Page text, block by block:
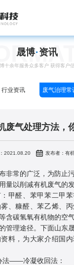
晟博·资讯
十余年服务众多客户 获得客户
行业资讯 废气治理常
废气处理方法，
2021.08.20 发布者：有
非常的广泛，为防止
量以削减有机废气的
甲醛、苯甲苯二甲
、糠醛、苯乙烯、
含碳氢氧有机物的空
管理途径。下面山东
料，为大家介绍国
办法——冷凝收回法